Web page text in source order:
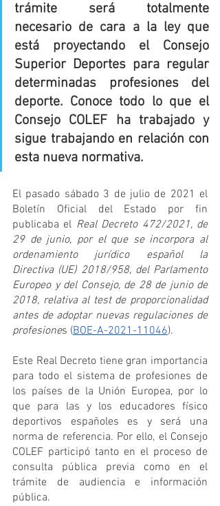
trámite será totalmente
necesario de cara a la ley que
está proyectando el Consejo
Superior Deportes para regular
determinadas profesiones del
deporte. Conoce todo lo que el
Consejo COLEF ha trabajado y
sigue trabajando en relación con
esta nueva normativa.
El pasado sábado 3 de julio de 2021 el
Boletín Oficial del Estado por fin
publicaba el Real Decreto 472/2021, de
29 de junio, por el que se incorpora al
ordenamiento jurídico español la
Directiva (UE) 2018/958, del Parlamento
Europeo y del Consejo, de 28 de junio de
2018, relativa al test de proporcionalidad
antes de adoptar nuevas regulaciones de
profesiones (BOE-A-2021-11046).
Este Real Decreto tiene gran importancia
para todo el sistema de profesiones de
los países de la Unión Europea, por lo
que para las y los educadores físico
deportivos españoles es y será una
norma de referencia. Por ello, el Consejo
COLEF participó tanto en el proceso de
consulta pública previa como en el
trámite de audiencia e información
pública.